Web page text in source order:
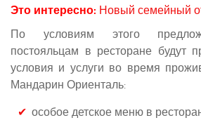
Это интересно: Новый семейный
По условиям этого
постояльцам в ресторане будут
условия и услуги во время
Мандарин Ориенталь:
особое детское меню в